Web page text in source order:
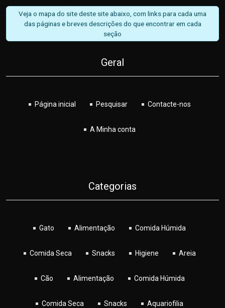
Veja o mapa do site deste site abaixo, com links para cada uma
das páginas e breves descrições do que encontrar em cada
seção
Geral
Página inicial Pesquisar Contacte-nos
A Minha conta
Categorias
Gato Alimentação Comida Húmida
Comida Seca Snacks Higiene Areia
Cão Alimentação Comida Húmida
Comida Seca Snacks Aquariofilia